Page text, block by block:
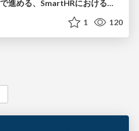
QAエンジニア起点で進める、SmartHRにおける信頼性向上について
1 120